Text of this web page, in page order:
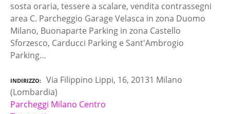
sosta oraria, tessere a scalare, vendita contrassegni
area C. Parcheggio Garage Velasca in zona Duomo
Milano, Buonaparte Parking in zona Castello
Sforzesco, Carducci Parking e Sant'Ambrogio
Parking…
INDIRIZZO
Via Filippino Lippi, 16, 20131 Milano
(Lombardia)
Parcheggi Milano Centro